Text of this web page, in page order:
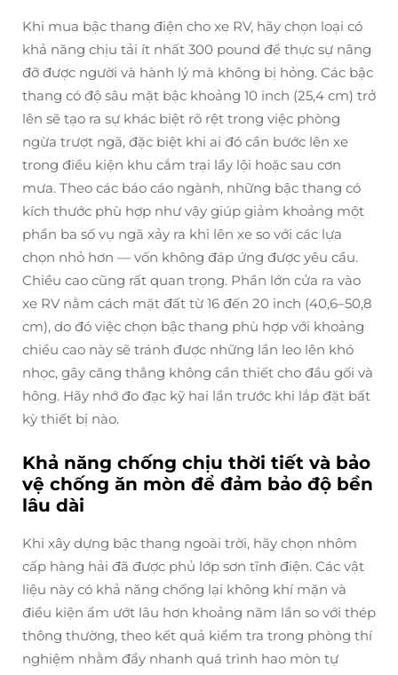
Khi mua bậc thang điện cho xe RV, hãy chọn loại có
khả năng chịu tải ít nhất 300 pound để thực sự nâng
đỡ được người và hành lý mà không bị hỏng. Các bậc
thang có độ sâu mặt bậc khoảng 10 inch (25,4 cm) trở
lên sẽ tạo ra sự khác biệt rõ rệt trong việc phòng
ngừa trượt ngã, đặc biệt khi ai đó cần bước lên xe
trong điều kiện khu cắm trại lầy lội hoặc sau cơn
mưa. Theo các báo cáo ngành, những bậc thang có
kích thước phù hợp như vậy giúp giảm khoảng một
phần ba số vụ ngã xảy ra khi lên xe so với các lựa
chọn nhỏ hơn — vốn không đáp ứng được yêu cầu.
Chiều cao cũng rất quan trọng. Phần lớn cửa ra vào
xe RV nằm cách mặt đất từ 16 đến 20 inch (40,6–50,8
cm), do đó việc chọn bậc thang phù hợp với khoảng
chiều cao này sẽ tránh được những lần leo lên khó
nhọc, gây căng thẳng không cần thiết cho đầu gối và
hông. Hãy nhớ đo đạc kỹ hai lần trước khi lắp đặt bất
kỳ thiết bị nào.
Khả năng chống chịu thời tiết và bảo
vệ chống ăn mòn để đảm bảo độ bền
lâu dài
Khi xây dựng bậc thang ngoài trời, hãy chọn nhôm
cấp hàng hải đã được phủ lớp sơn tĩnh điện. Các vật
liệu này có khả năng chống lại không khí mặn và
điều kiện ẩm ướt lâu hơn khoảng năm lần so với thép
thông thường, theo kết quả kiểm tra trong phòng thí
nghiệm nhằm đẩy nhanh quá trình hao mòn tự